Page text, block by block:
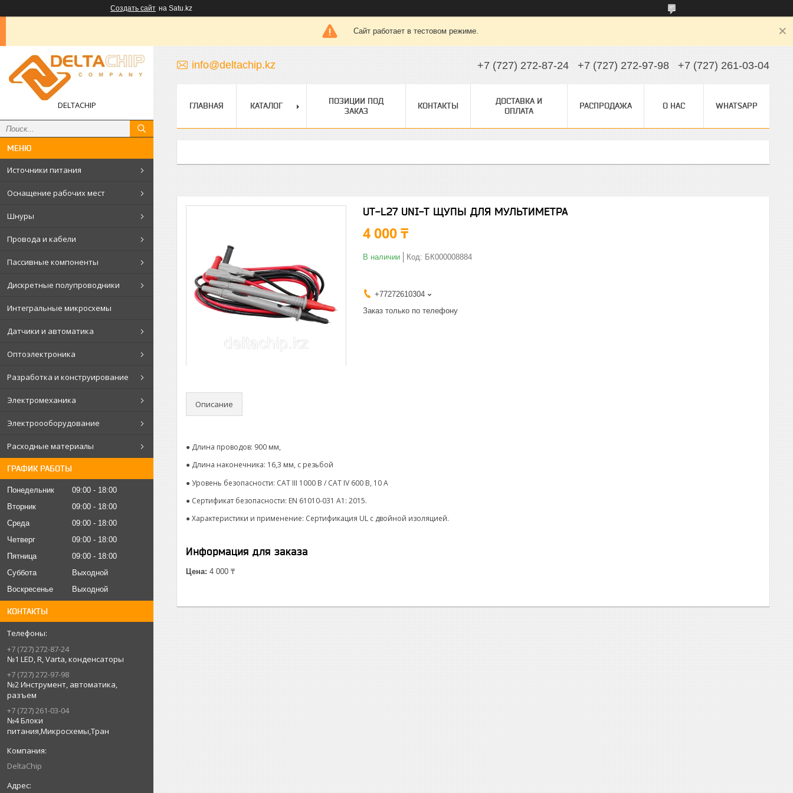
Создать сайт на Satu.kz
Сайт работает в тестовом режиме.
DELTACHIP
Источники питания
Оснащение рабочих мест
Шнуры
Провода и кабели
Пассивные компоненты
Дискретные полупроводники
Интегральные микросхемы
Датчики и автоматика
Оптоэлектроника
Разработка и конструирование
Электромеханика
Электроооборудование
Расходные материалы
ГРАФИК РАБОТЫ
Понедельник 09:00
18:00
Вторник
09:00
18:00
Среда
09:00
18:00
Четверг
09:00
18:00
Пятница
09:00
18:00
Суббота
Выходной
Воскресенье
Выходной
КОНТАКТЫ
+7 (727) 272-87-24
№1 LED, R, Varta, конденсаторы
+7 (727) 272-97-98
№2 Инструмент, автоматика,
разъем
+7 (727) 261-03-04
№4 Блоки
питания,Микросхемы,Тран
DeltaChip
info@deltachip.kz +7 (727) 272-87-24 +7 (727) 272-97-98 +7 (727) 261-03-04
ГЛАВНАЯ КАТАЛОГ
ПОЗИЦИИ ПОД
ЗАКАЗ
КОНТАКТЫ
ДОСТАВКА И
ОПЛАТА
РАСПРОДАЖА О НАС WHATSAPP
UT-L27 UNI-T ЩУПЫ ДЛЯ МУЛЬТИМЕТРА
4 000 ₸
В наличии Код: БК000008884
+77272610304
Заказ только по телефону
Описание
● Длина проводов: 900 мм,
● Длина наконечника: 16,3 мм, с резьбой
● Уровень безопасности: CAT III 1000 В / CAT IV 600 В, 10 А
● Сертификат безопасности: EN 61010-031 A1: 2015.
● Характеристики и применение: Сертификация UL с двойной изоляцией.
Информация для заказа
Цена: 4 000 ₸